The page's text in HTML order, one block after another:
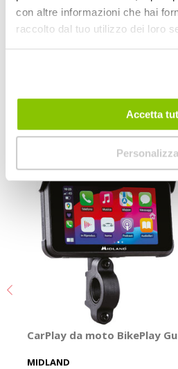
con altre informazioni che hai
raccolto dal tuo utilizzo dei loro
Accetta
Personalizza
CarPlay da moto
320gr 152x85x21mm
MIDLAND
POTREBBERO INTERESSARTI
CarPlay da moto BikePlay
MIDLAND